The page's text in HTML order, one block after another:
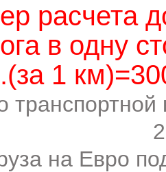
расчета
в одну
1
на Евро